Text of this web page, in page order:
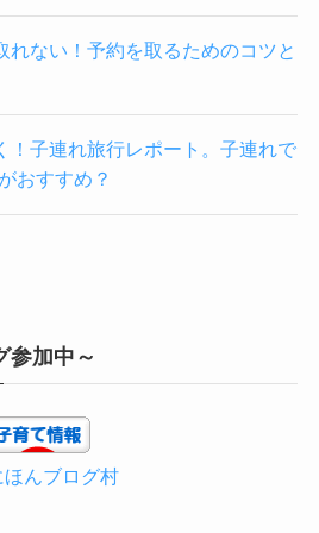
れない！予約を取るためのコツと
！子連れ旅行レポート。子連れで
おすすめ？
参加中～
ほんブログ村